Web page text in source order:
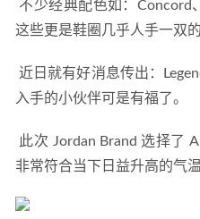
这些更是鞋圈几乎人手一双
近日就有好消息传出：Legend Blue 配色将再度回归，没有
入手的小伙伴可是有福了。
非常符合当下日益升高的气
得物订单生成器 购买截图
得物防盗扣剪了能退货吗 如
安踏霸道 3.0 全新“香叠”配
2021-06-15